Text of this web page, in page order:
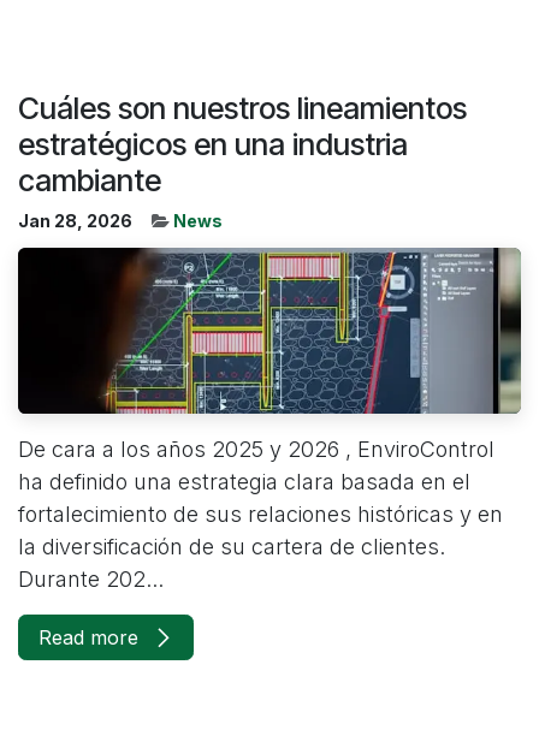
Cuáles son nuestros lineamientos
estratégicos en una industria
cambiante
Jan 28, 2026 News
De cara a los años 2025 y 2026 , EnviroControl
ha definido una estrategia clara basada en el
fortalecimiento de sus relaciones históricas y en
la diversificación de su cartera de clientes.
Durante 202...
Read more